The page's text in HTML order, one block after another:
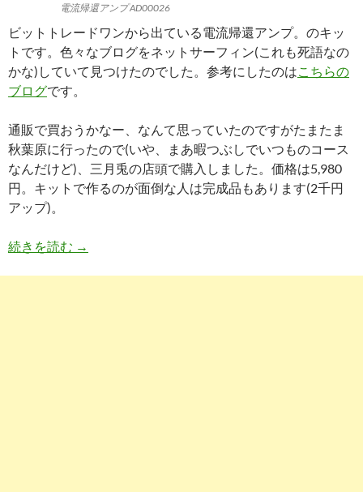
電流帰還アンプ AD00026
ビットトレードワンから出ている電流帰還アンプ。のキッ
トです。色々なブログをネットサーフィン(これも死語なの
かな)していて見つけたのでした。参考にしたのはこちらの
ブログです。
通販で買おうかなー、なんて思っていたのですがたまたま
秋葉原に行ったので(いや、まあ暇つぶしでいつものコース
なんだけど)、三月兎の店頭で購入しました。価格は5,980
円。キットで作るのが面倒な人は完成品もあります(2千円
アップ)。
続きを読む AD00026 電流帰還アンプキット
→